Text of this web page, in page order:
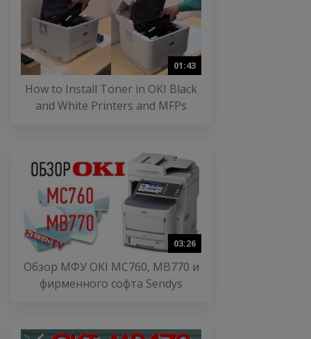
01:43
How to Install Toner in OKI Black
and White Printers and MFPs
03:26
Обзор МФУ OKI MC760, MB770 и
фирменного софта Sendys